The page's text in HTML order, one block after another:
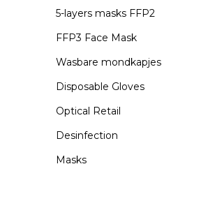
5-layers masks FFP2
FFP3 Face Mask
Wasbare mondkapjes
Disposable Gloves
Optical Retail
Desinfection
Masks